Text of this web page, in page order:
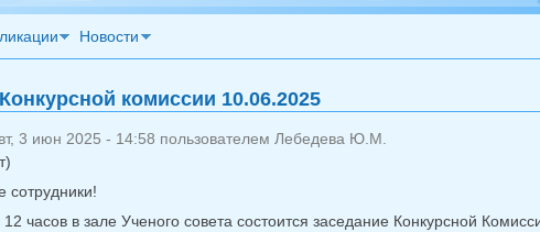
Новости
комиссии 10.06.2025
3 июн 2025 - 14:58 пользователем Лебедева Ю.М.
сотрудники!
часов в зале Ученого совета состоится заседание Конкурсной